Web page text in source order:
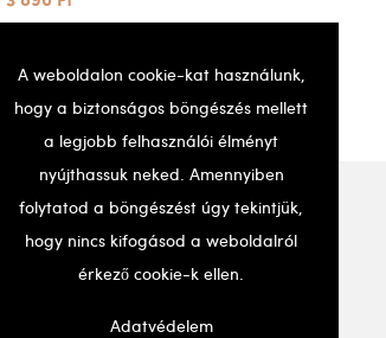
501 2295
A weboldalon cookie-kat használunk,
hogy a biztonságos böngészés mellett
a legjobb felhasználói élményt
nyújthassuk neked. Amennyiben
folytatod a böngészést úgy tekintjük,
hogy nincs kifogásod a weboldalról
érkező cookie-k ellen.
Adatvédelem